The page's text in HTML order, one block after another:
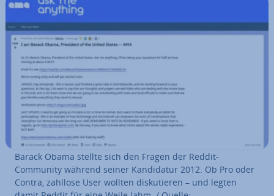
Barack Obama stellte sich den Fragen der Reddit-
Community während seiner Kan­di­da­tur 2012. Ob Pro oder
Contra, zahllose User wollten dis­ku­tie­ren – und legten